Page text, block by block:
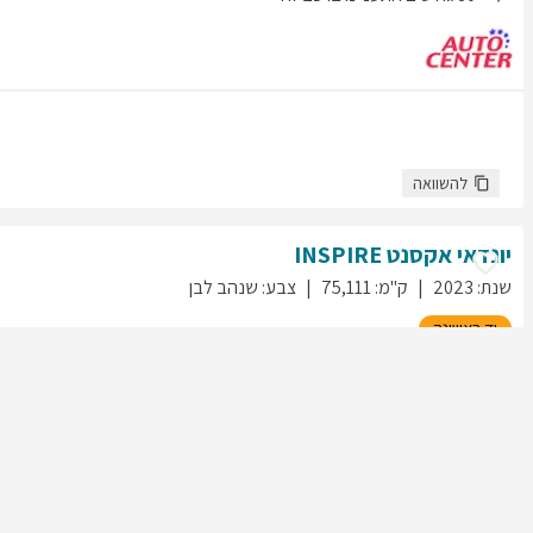
להשוואה
יונדאיאקסנטINSPIRE
שנת:
2023 ק"מ:
75,111 צבע: שנהב לבן
יד ראשונה